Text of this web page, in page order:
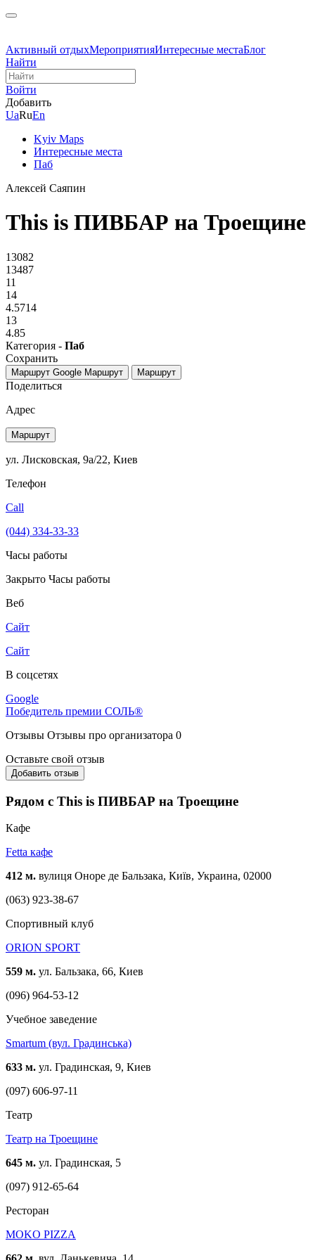
Активный отдыхМероприятияИнтересные местаБлог
Найти
Войти
Добавить
UaRuEn
Kyiv Maps
Интересные места
Паб
Алексей Саяпин
This is ПИВБАР на Троещине
13082
13487
11
14
4.5714
13
4.85
Категория - Паб
Сохранить
Маршрут Google Маршрут Маршрут
Поделиться
Адрес
Маршрут
ул. Лисковская, 9а/22, Киев
Телефон
Call
(044) 334-33-33
Часы работы
Закрыто Часы работы
Веб
Сайт
Сайт
В соцсетях
Google
Победитель премии СОЛЬ®
Отзывы Отзывы про организатора 0
Оставьте свой отзыв
Добавить отзыв
Рядом с This is ПИВБАР на Троещине
Кафе
Fetta кафе
412 м. вулиця Оноре де Бальзака, Київ, Украина, 02000
(063) 923-38-67
Спортивный клуб
ORION SPORT
559 м. ул. Бальзака, 66, Киев
(096) 964-53-12
Учебное заведение
Smartum (вул. Градинська)
633 м. ул. Градинская, 9, Киев
(097) 606-97-11
Театр
Театр на Троещине
645 м. ул. Градинская, 5
(097) 912-65-64
Ресторан
MOKO PIZZA